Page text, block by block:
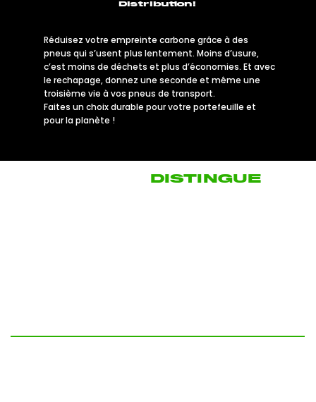
Distribution!
Réduisez votre empreinte carbone grâce à des
pneus qui s’usent plus lentement. Moins d’usure,
c’est moins de déchets et plus d’économies. Et avec
le rechapage, donnez une seconde et même une
troisième vie à vos pneus de transport.
Faites un choix durable pour votre portefeuille et
pour la planète !
DISTINGUE